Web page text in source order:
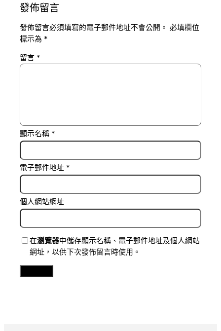
發佈留言
發佈留言必須填寫的電子郵件地址不會公開。 必填欄位
標示為 *
留言 *
顯示名稱 *
電子郵件地址 *
個人網站網址
在瀏覽器中儲存顯示名稱、電子郵件地址及個人網站
網址，以供下次發佈留言時使用。